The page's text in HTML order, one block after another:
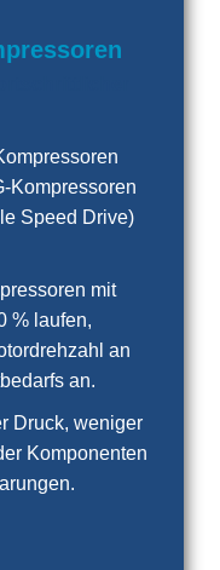
Kompressoren
Speed Drive)
mit
% laufen,
an
an.
Druck, weniger
Komponenten